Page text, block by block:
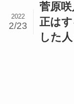
菅原
正は
した
2022
2/23